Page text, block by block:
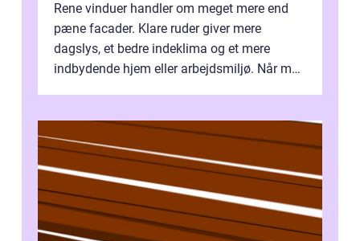
Rene vinduer handler om meget mere end
pæne facader. Klare ruder giver mere
dagslys, et bedre indeklima og et mere
indbydende hjem eller arbejdsmiljø. Når man